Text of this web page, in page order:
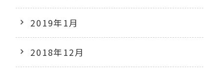
2019年1月
2018年12月